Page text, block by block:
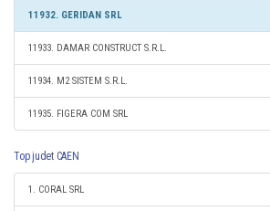
11932. GERIDAN SRL
11933. DAMAR CONSTRUCT S.R.L.
11934. M2 SISTEM S.R.L.
11935. FIGERA COM SRL
Top judet CAEN
1. CORAL SRL